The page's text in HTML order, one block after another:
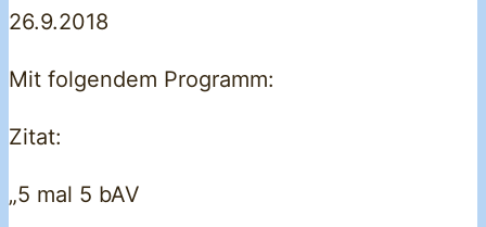
26.9.2018
Mit folgendem Programm:
Zitat:
„5 mal 5 bAV